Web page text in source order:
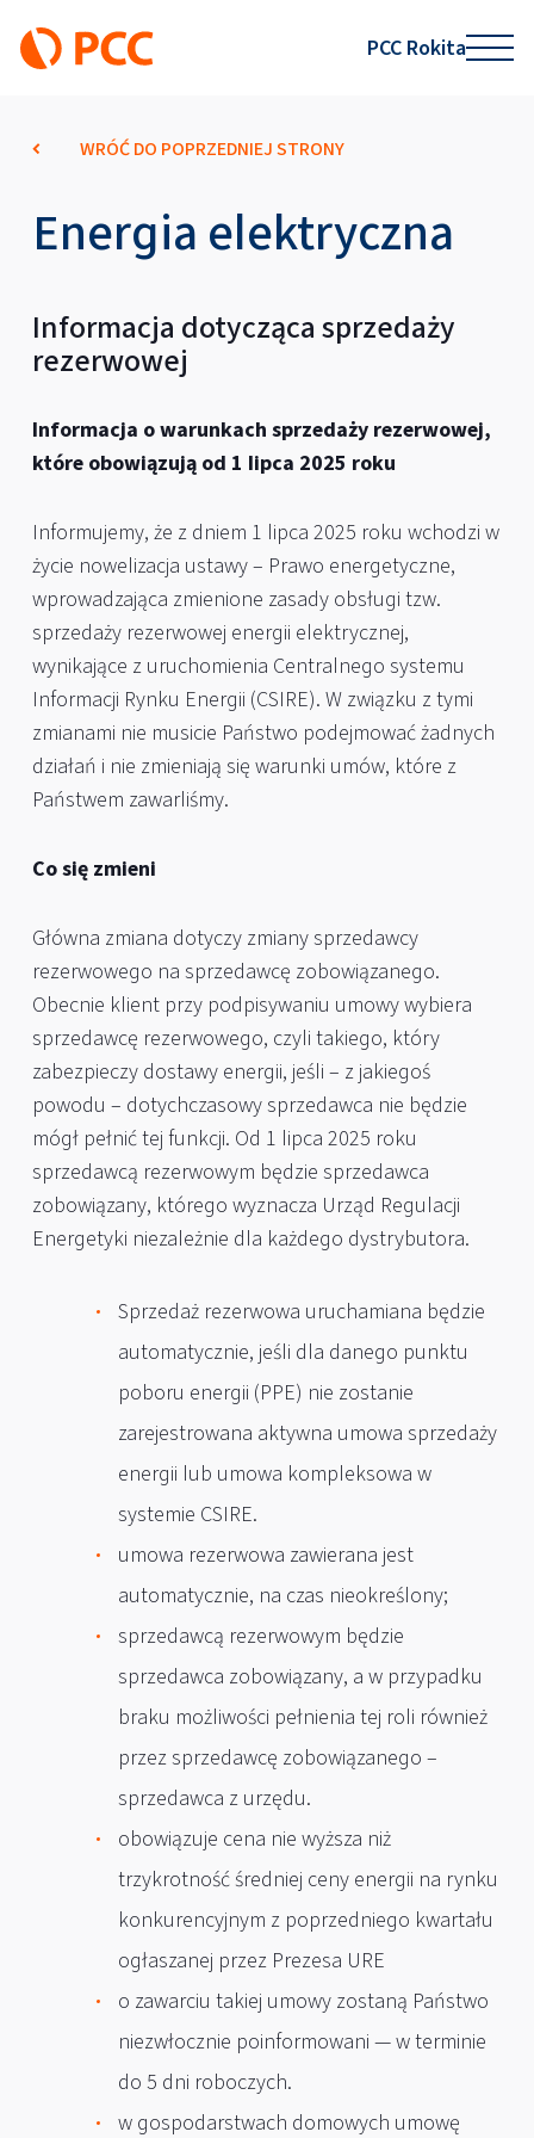
PCC Rokita
WRÓĆ DO POPRZEDNIEJ STRONY
Energia elektryczna
Informacja dotycząca sprzedaży
rezerwowej
Informacja o warunkach sprzedaży rezerwowej,
które obowiązują od 1 lipca 2025 roku
Informujemy, że z dniem 1 lipca 2025 roku wchodzi w
życie nowelizacja ustawy – Prawo energetyczne,
wprowadzająca zmienione zasady obsługi tzw.
sprzedaży rezerwowej energii elektrycznej,
wynikające z uruchomienia Centralnego systemu
Informacji Rynku Energii (CSIRE). W związku z tymi
zmianami nie musicie Państwo podejmować żadnych
działań i nie zmieniają się warunki umów, które z
Państwem zawarliśmy.
Co się zmieni
Główna zmiana dotyczy zmiany sprzedawcy
rezerwowego na sprzedawcę zobowiązanego.
Obecnie klient przy podpisywaniu umowy wybiera
sprzedawcę rezerwowego, czyli takiego, który
zabezpieczy dostawy energii, jeśli – z jakiegoś
powodu – dotychczasowy sprzedawca nie będzie
mógł pełnić tej funkcji. Od 1 lipca 2025 roku
sprzedawcą rezerwowym będzie sprzedawca
zobowiązany, którego wyznacza Urząd Regulacji
Energetyki niezależnie dla każdego dystrybutora.
Sprzedaż rezerwowa uruchamiana będzie
automatycznie, jeśli dla danego punktu
poboru energii (PPE) nie zostanie
zarejestrowana aktywna umowa sprzedaży
energii lub umowa kompleksowa w
systemie CSIRE.
umowa rezerwowa zawierana jest
automatycznie, na czas nieokreślony;
sprzedawcą rezerwowym będzie
sprzedawca zobowiązany, a w przypadku
braku możliwości pełnienia tej roli również
przez sprzedawcę zobowiązanego –
sprzedawca z urzędu.
obowiązuje cena nie wyższa niż
trzykrotność średniej ceny energii na rynku
konkurencyjnym z poprzedniego kwartału
ogłaszanej przez Prezesa URE
o zawarciu takiej umowy zostaną Państwo
niezwłocznie poinformowani — w terminie
do 5 dni roboczych.
w gospodarstwach domowych umowę